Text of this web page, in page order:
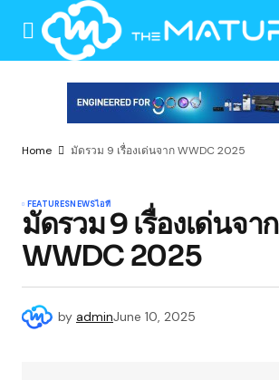
Home มัดรวม 9 เรื่องเด่นจาก WWDC 2025
FEATURESNEWSไอที
มัดรวม 9 เรื่องเด่นจาก
WWDC 2025
by adminJune 10, 2025